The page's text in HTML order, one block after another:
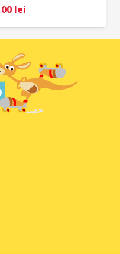
lei.
lei
curent
este:
39,00 lei.